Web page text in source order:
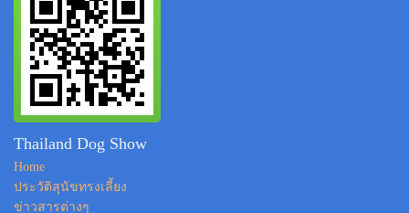
Thailand Dog Show
Home
ประวัติสุนัขทรงเลี้ยง
ข่าวสารต่างๆ